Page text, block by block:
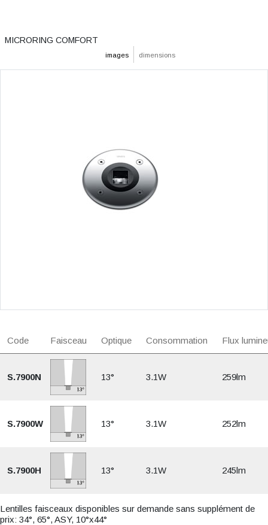
images dimensions
MICRORING COMFORT
Code Faisceau Optique Consommation Flux
S.7900N 13° 3.1W 259lm
S.7900W 13° 3.1W 252lm
S.7900H 13° 3.1W 245lm
Lentilles faisceaux disponibles sur demande sans supplément de
prix: 34°, 65°, ASY, 10°x44°